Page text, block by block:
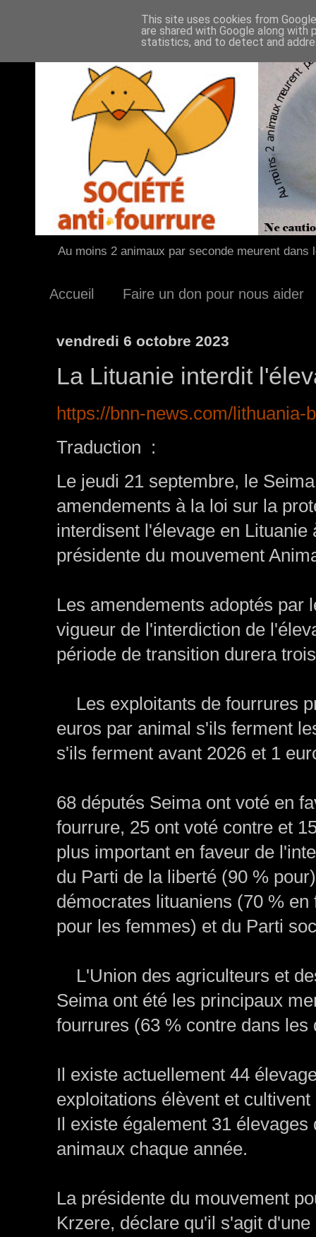
Au moins 2 animaux par seconde meurent
Accueil Faire un don pour nous aider
vendredi 6 octobre 2023
La Lituanie interdit
https://bnn-news.com/lithuania-
Traduction :
Le jeudi 21 septembre, le
amendements à la loi sur la
interdisent l'élevage en
présidente du mouvement
Les amendements adoptés par
vigueur de l'interdiction de
période de transition durera
Les exploitants de fourrures
euros par animal s'ils ferment
s'ils ferment avant 2026 et 1
68 députés Seima ont voté en
fourrure, 25 ont voté contre et
plus important en faveur de
du Parti de la liberté (90 %
démocrates lituaniens (70 %
pour les femmes) et du Parti
L'Union des agriculteurs et
Seima ont été les principaux
fourrures (63 % contre dans les
Il existe actuellement 44
exploitations élèvent et
Il existe également 31
animaux chaque année.
La présidente du mouvement
Krzere, déclare qu'il s'agit
This site uses cookies from
are shared with Google along
statistics, and to detect and